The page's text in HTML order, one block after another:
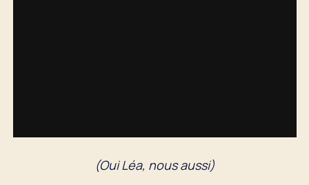
(Oui Léa, nous aussi)